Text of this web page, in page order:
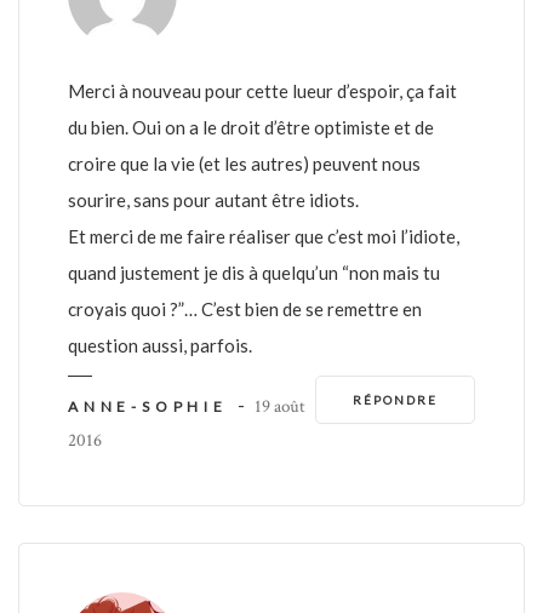
Merci à nouveau pour cette lueur d’espoir, ça fait
du bien. Oui on a le droit d’être optimiste et de
croire que la vie (et les autres) peuvent nous
sourire, sans pour autant être idiots.
Et merci de me faire réaliser que c’est moi l’idiote,
quand justement je dis à quelqu’un “non mais tu
croyais quoi ?”… C’est bien de se remettre en
question aussi, parfois.
RÉPONDRE
ANNE-SOPHIE - 19 août
2016